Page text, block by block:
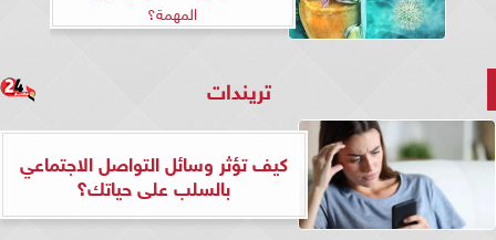
المهمة؟
تريندات
كيف تؤثر وسائل التواصل الاجتماعي
بالسلب على حياتك؟